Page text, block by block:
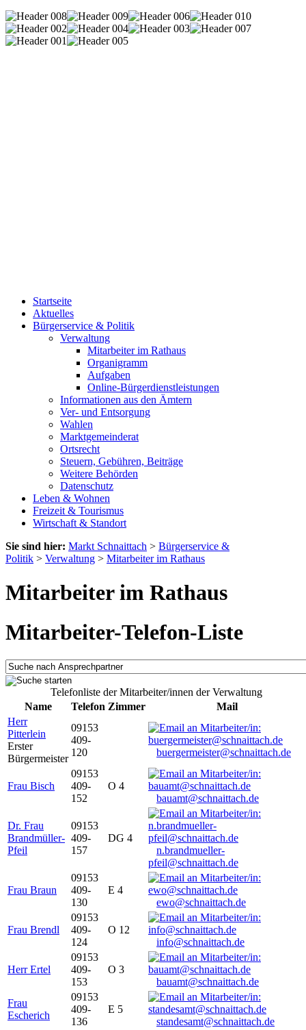
Startseite
Aktuelles
Bürgerservice & Politik
Verwaltung
Mitarbeiter im Rathaus
Organigramm
Aufgaben
Online-Bürgerdienstleistungen
Informationen aus den Ämtern
Ver- und Entsorgung
Wahlen
Marktgemeinderat
Ortsrecht
Steuern, Gebühren, Beiträge
Weitere Behörden
Datenschutz
Leben & Wohnen
Freizeit & Tourismus
Wirtschaft & Standort
Sie sind hier: Markt Schnaittach > Bürgerservice &
Politik > Verwaltung > Mitarbeiter im Rathaus
Mitarbeiter im Rathaus
Mitarbeiter-Telefon-Liste
Telefonliste der Mitarbeiter/innen der Verwaltung
Name
Telefon Zimmer
Mail
Herr
Pitterlein
Erster
Bürgermeister
09153
409-
120
buergermeister@schnaittach.de
Frau Bisch
09153
409-
152
O 4
bauamt@schnaittach.de
Dr. Frau
Brandmüller-
Pfeil
09153
409-
157
DG 4
n.brandmueller-
pfeil@schnaittach.de
Frau Braun
09153
409-
130
E 4
ewo@schnaittach.de
Frau Brendl
09153
409-
124
O 12
info@schnaittach.de
Herr Ertel
09153
409-
153
O 3
bauamt@schnaittach.de
Frau
Escherich
09153
409-
136
E 5
standesamt@schnaittach.de